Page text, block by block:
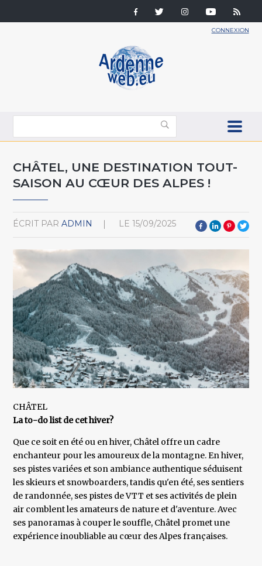
CONNEXION
CHÂTEL, UNE DESTINATION TOUT-
SAISON AU CŒUR DES ALPES !
ÉCRIT PAR ADMIN LE 15/09/2025
CHÂTEL
La to-do list de cet hiver?
Que ce soit en été ou en hiver, Châtel offre un cadre
enchanteur pour les amoureux de la montagne. En hiver,
ses pistes variées et son ambiance authentique séduisent
les skieurs et snowboarders, tandis qu'en été, ses sentiers
de randonnée, ses pistes de VTT et ses activités de plein
air comblent les amateurs de nature et d'aventure. Avec
ses panoramas à couper le souffle, Châtel promet une
expérience inoubliable au cœur des Alpes françaises.